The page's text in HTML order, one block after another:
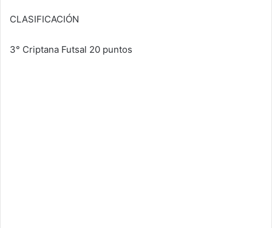
CLASIFICACIÓN
3° Criptana Futsal 20 puntos